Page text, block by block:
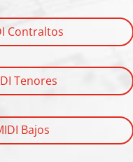
Contraltos
Tenores
Bajos